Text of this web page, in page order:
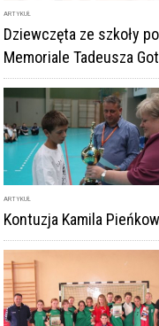
ARTYKUŁ
Dziewczęta ze szkoły
Memoriale Tadeusza
ARTYKUŁ
Kontuzja Kamila